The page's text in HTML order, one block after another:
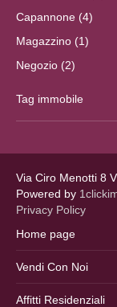
Capannone (4)
Magazzino (1)
Negozio (2)
Tag immobile
Via Ciro Menotti 8
Powered by
Privacy Policy
Home page
Vendi Con Noi
Affitti Residenziali